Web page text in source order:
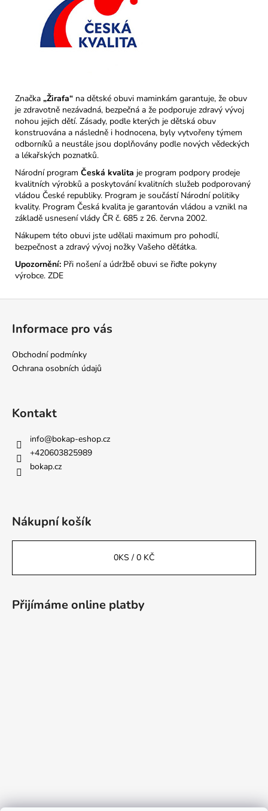
Značka „Žirafa“ na dětské obuvi maminkám garantuje, že obuv
je zdravotně nezávadná, bezpečná a že podporuje zdravý vývoj
nohou jejich dětí. Zásady, podle kterých je dětská obuv
konstruována a následně i hodnocena, byly vytvořeny týmem
odborníků a neustále jsou doplňovány podle nových vědeckých
a lékařských poznatků.
Národní program Česká kvalita je program podpory prodeje
kvalitních výrobků a poskytování kvalitních služeb podporovaný
vládou České republiky. Program je součástí Národní politiky
kvality. Program Česká kvalita je garantován vládou a vznikl na
základě usnesení vlády ČR č. 685 z 26. června 2002.
Nákupem této obuvi jste udělali maximum pro pohodlí,
bezpečnost a zdravý vývoj nožky Vašeho děťátka.
Upozornění: Při nošení a údržbě obuvi se řiďte pokyny
výrobce. ZDE
Informace pro vás
Obchodní podmínky
Ochrana osobních údajů
Kontakt
info@bokap-eshop.cz
+420603825989
bokap.cz
Nákupní košík
0KS / 0 KČ
Přijímáme online platby